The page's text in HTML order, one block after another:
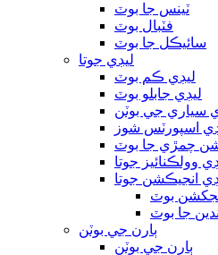
ٽينس جا بوٽ
فٽبال بوٽ
سائيڪل جا بوٽ
ليڊي جوتا
ليڊي ڪم بوٽ
ليڊي جابلو بوٽ
سياري جي بوٽن
اسپورٽس شوز
چمڙي جا بوٽ
وولڪنائيز جوتا
انجيڪشن جوتا
بوٽ
جا بوٽ
ٻارن جي بوٽن
ٻارن جي بوٽن